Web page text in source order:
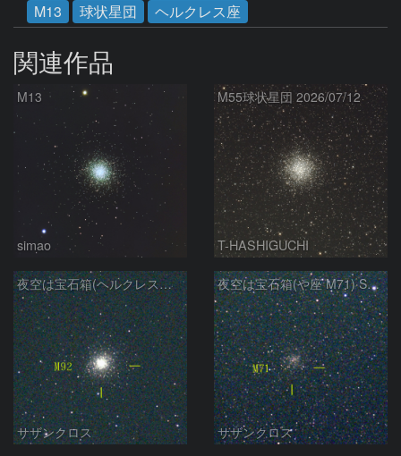
M13
球状星団 ヘルクレス座
関連作品
M13
simao
M55球状星団 2026/07/12
T-HASHIGUCHI
夜空は宝石箱(ヘルクレス座 M92) Seestar50
サザンクロス
夜空は宝石箱(や座 M71) Seestar50
サザンクロス